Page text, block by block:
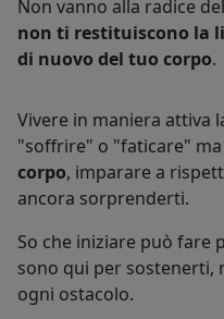
Non vanno alla radice
non ti restituiscono la
di nuovo del tuo corpo.
Vivere in maniera attiva
"soffrire" o "faticare"
corpo, imparare a
ancora sorprenderti.
So che iniziare può fare
sono qui per sostenerti,
ogni ostacolo.